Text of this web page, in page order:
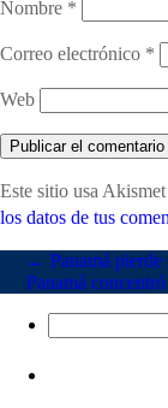
Nombre *
Correo electrónico *
Web
Este sitio usa
los datos de tus
← Panamá
Panamá